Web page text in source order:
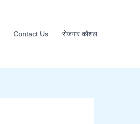
Contact Us रोजगार कौशल